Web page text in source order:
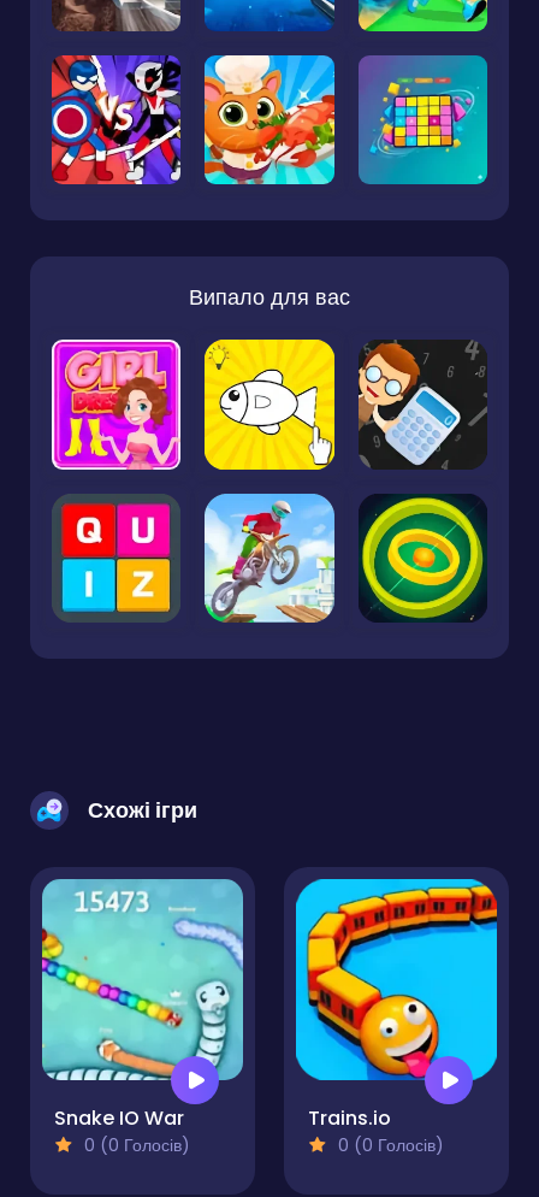
Випало для вас
Схожі ігри
Snake IO War
0 (0 Голосів)
Trains.io
0 (0 Голосів)